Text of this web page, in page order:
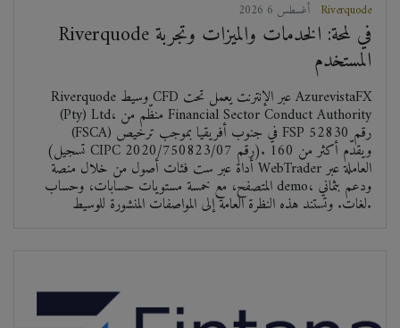
Riverquode
Riverquode في لمحة: الخدمات والميزات وتجربة
المستخدم
Riverquode وسيط CFD عبر الإنترنت يعمل تحت AzurevistaFX
(Pty) Ltd، منظّم من Financial Sector Conduct Authority
(FSCA) في جنوب أفريقيا بموجب ترخيص FSP رقم 52830
(تسجيل CIPC رقم 2020/750823/07). ويقدّم أكثر من 160
أداة عبر ست فئات أصول من خلال منصة WebTrader العاملة عبر
المتصفح، مع خمسة مستويات حسابات، وحساب demo، ودعم بثماني
لغات. وتستند هذه النظرة العامة إلى المواصفات المنشورة للوسيط.